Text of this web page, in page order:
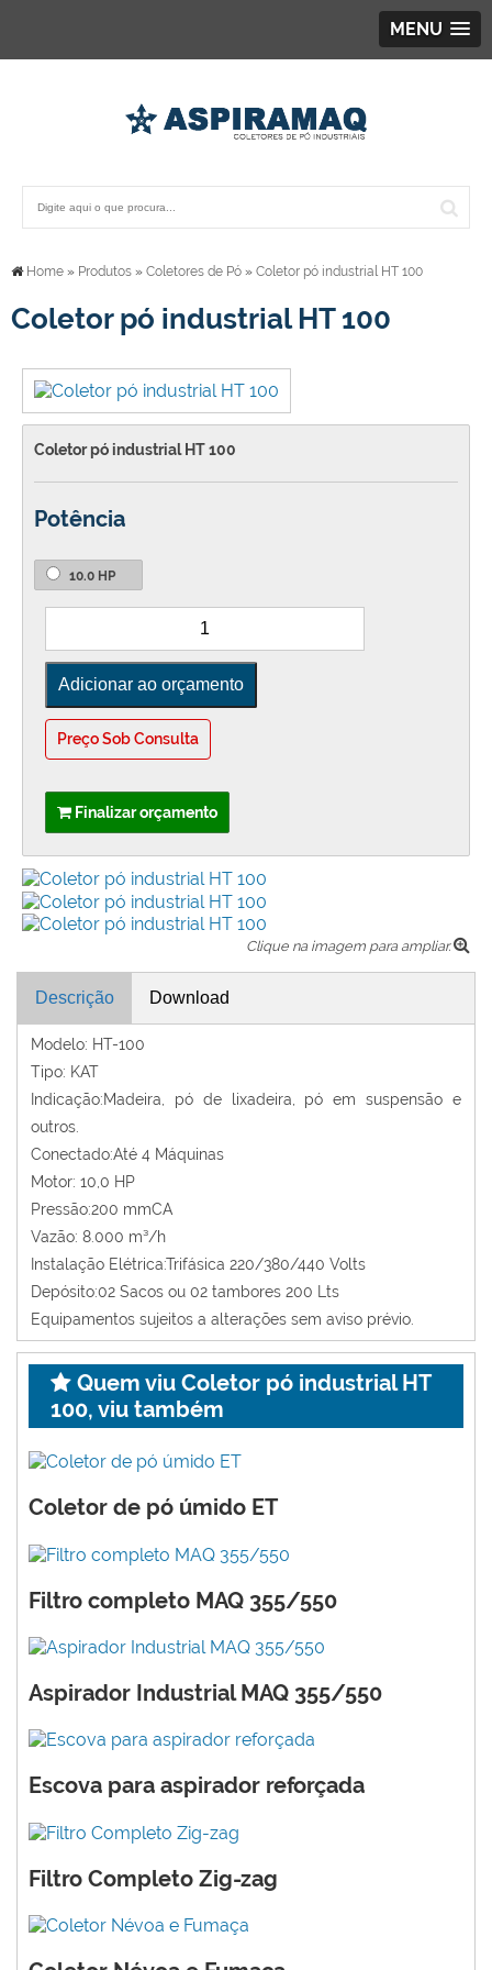
MENU
Home » Produtos » Coletores de Pó » Coletor pó industrial HT 100
Coletor pó industrial HT 100
Coletor pó industrial HT 100
Potência
10.0 HP
Preço Sob Consulta
Finalizar orçamento
Clique na imagem para ampliar.
Descrição Download
Modelo: HT-100
Tipo: KAT
Indicação:Madeira, pó de lixadeira, pó em suspensão e
outros.
Conectado:Até 4 Máquinas
Motor: 10,0 HP
Pressão:200 mmCA
Vazão: 8.000 m³/h
Instalação Elétrica:Trifásica 220/380/440 Volts
Depósito:02 Sacos ou 02 tambores 200 Lts
Equipamentos sujeitos a alterações sem aviso prévio.
Quem viu Coletor pó industrial HT
100, viu também
Coletor de pó úmido ET
Filtro completo MAQ 355/550
Aspirador Industrial MAQ 355/550
Escova para aspirador reforçada
Filtro Completo Zig-zag